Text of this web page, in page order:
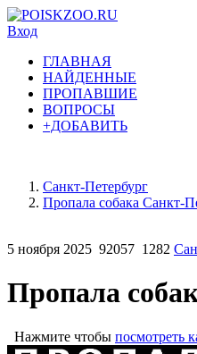
Вход
ГЛАВНАЯ
НАЙДЕННЫЕ
ПРОПАВШИЕ
ВОПРОСЫ
+ДОБАВИТЬ
Санкт-Петербург
Пропала собака Санкт-
5 ноября 2025 92057 1282
Пропала
Нажмите чтобы посмотреть